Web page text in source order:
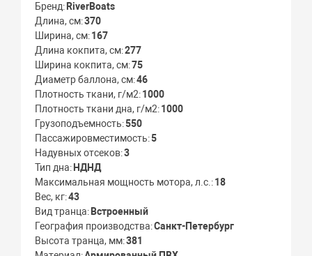
Бренд RiverBoats
Длина, см 370
Ширина, см 167
Длина кокпита, см 277
Ширина кокпита, см 75
Диаметр баллона, см 46
Плотность ткани, г/м2 1000
Плотность ткани дна, г/м2 1000
Грузоподъемность 550
Пассажировместимость 5
Надувных отсеков 3
Тип дна НДНД
Максимальная мощность мотора, л.с. 18
Вес, кг 43
Вид транца Встроенный
География производства Санкт-Петербург
Высота транца, мм 381